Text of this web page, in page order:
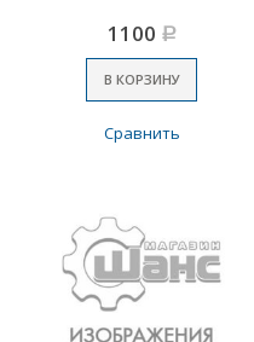
1100 Р
В КОРЗИНУ
Сравнить